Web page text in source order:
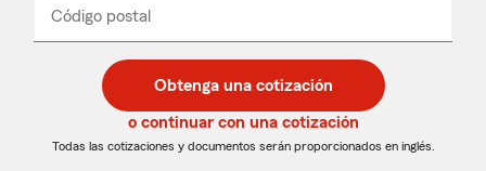
desplegable
Código postal
de
5
dígitos
de
5
dígitos
_____
Obtenga una cotización
o continuar con una cotización
Todas las cotizaciones y documentos serán proporcionados en inglés.